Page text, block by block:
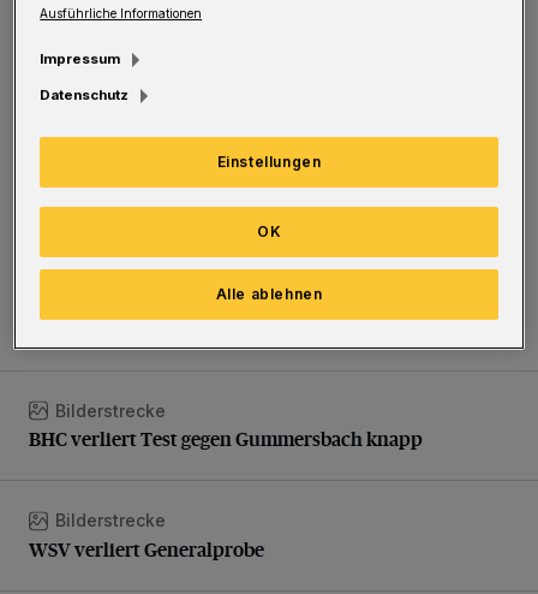
Sommer in der Elberfelder City
BHC verliert Test gegen Gummersbach knapp
Bilderstrecke
BHC verliert Test gegen Gummersbach knapp
WSV verliert Generalprobe
Bilderstrecke
WSV verliert Generalprobe
Ausführliche Informationen
Impressum
Datenschutz
Einstellungen
Alle ablehnen
OK